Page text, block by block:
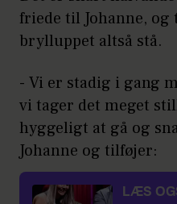
friede til Johanne,
brylluppet altså stå.
- Vi er stadig i gang
vi tager det meget
hyggeligt at gå og
Johanne og tilføjer:
LÆS